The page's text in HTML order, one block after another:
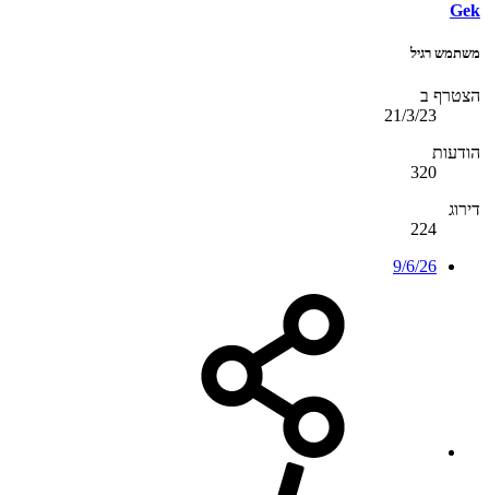
Gek
משתמש רגיל
הצטרף ב
21/3/23
הודעות
320
דירוג
224
9/6/26